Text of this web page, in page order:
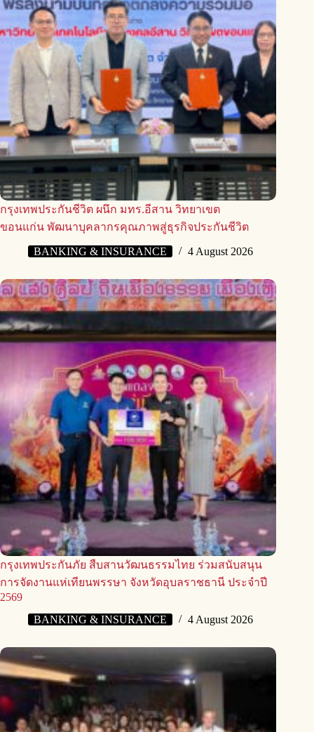
กรุงเทพประกันชีวิต ผนึก มทร.อีสาน วิทยาเขต
ขอนแก่น พัฒนาบุคลากรคุณภาพสู่ธุรกิจประกันชีวิต
BANKING & INSURANCE 4 August 2026
กรุงเทพประกันภัย สืบสานวัฒนธรรมไทย ร่วมสนับสนุน
การจัดงานแห่เทียนพรรษา จังหวัดอุบลราชธานี ประจำปี
2569
BANKING & INSURANCE
4 August 2026